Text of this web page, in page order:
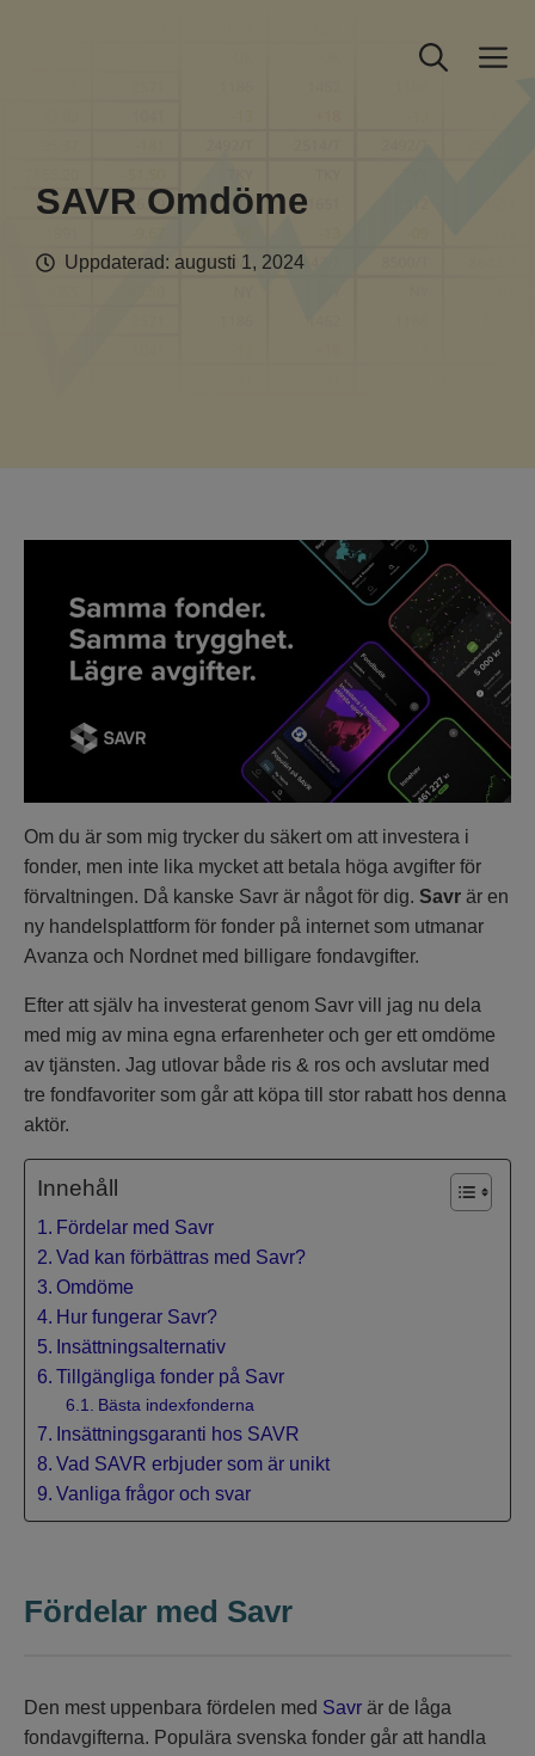
SAVR Omdöme
Uppdaterad: augusti 1, 2024
Om du är som mig trycker du säkert om att investera i
fonder, men inte lika mycket att betala höga avgifter för
förvaltningen. Då kanske Savr är något för dig. Savr är en
ny handelsplattform för fonder på internet som utmanar
Avanza och Nordnet med billigare fondavgifter.
Efter att själv ha investerat genom Savr vill jag nu dela
med mig av mina egna erfarenheter och ger ett omdöme
av tjänsten. Jag utlovar både ris & ros och avslutar med
tre fondfavoriter som går att köpa till stor rabatt hos denna
aktör.
Innehåll
Fördelar med Savr
Vad kan förbättras med Savr?
Omdöme
Hur fungerar Savr?
Insättningsalternativ
Tillgängliga fonder på Savr
Bästa indexfonderna
Insättningsgaranti hos SAVR
Vad SAVR erbjuder som är unikt
Vanliga frågor och svar
Fördelar med Savr
Den mest uppenbara fördelen med Savr är de låga
fondavgifterna. Populära svenska fonder går att handla